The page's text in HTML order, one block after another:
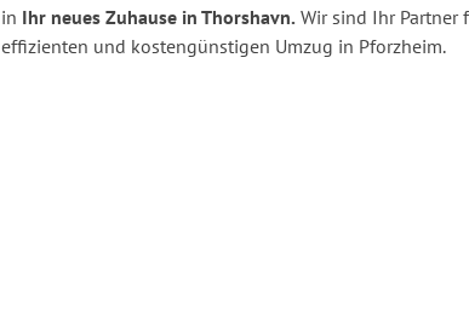
in Ihr neues Zuhause in Thorshavn. Wir sind Ihr Partner
effizienten und kostengünstigen Umzug in Pforzheim.